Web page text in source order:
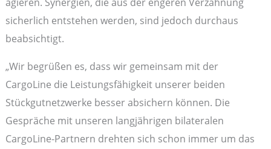
sicherlich entstehen werden, sind jedoch durchaus
beabsichtigt.
„Wir begrüßen es, dass wir gemeinsam mit der
CargoLine die Leistungsfähigkeit unserer beiden
Stückgutnetzwerke besser absichern können. Die
Gespräche mit unseren langjährigen bilateralen
CargoLine-Partnern drehten sich schon immer um das